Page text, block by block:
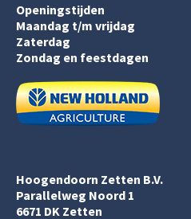
Openingstijden
Maandag t/m vrijdag
Zaterdag
Zondag en feestdagen
Hoogendoorn Zetten B.V.
Parallelweg Noord 1
6671 DK Zetten